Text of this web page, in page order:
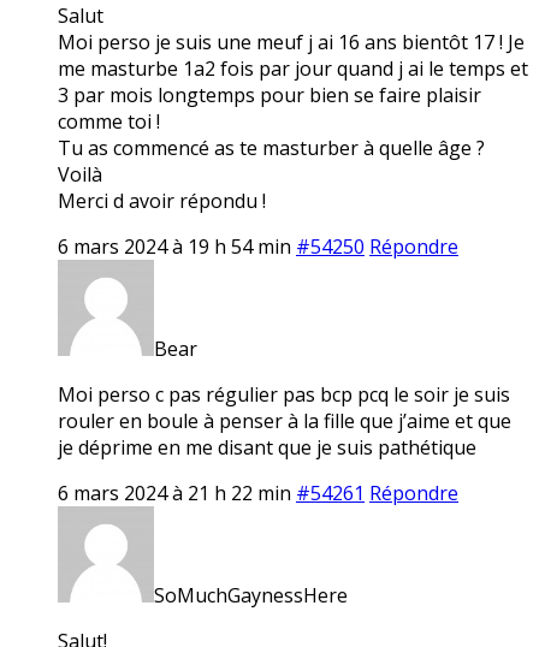
Salut
Moi perso je suis une meuf j ai 16 ans bientôt 17 ! Je
me masturbe 1a2 fois par jour quand j ai le temps et
3 par mois longtemps pour bien se faire plaisir
comme toi !
Tu as commencé as te masturber à quelle âge ?
Voilà
Merci d avoir répondu !
6 mars 2024 à 19 h 54 min #54250 Répondre
Bear
Moi perso c pas régulier pas bcp pcq le soir je suis
rouler en boule à penser à la fille que j’aime et que
je déprime en me disant que je suis pathétique
6 mars 2024 à 21 h 22 min #54261 Répondre
SoMuchGaynessHere
Salut!